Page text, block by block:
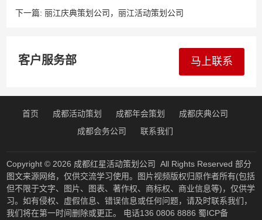
下一篇: 丽江庆典策划公司，丽江活动策划公司
客户服务部 马上联系
首页 成都活动策划 成都年会策划
成都庆典公司
成都会务公司
联系我们
Copyright © 2026 成都红星活动策划公司 All Rights Reserved 部分
图文来源网络，仅供交流学习使用。图片视频版权归原作者所有(包括
但不限于文字、图片、图表、著作权、商标权、商业信息等)，仅供学
习。如有侵权、虚假信息、错误信息或任何问题，请及时联系我们，
我们将在第一时间删除或更正。 电话136 0806 8886 蜀ICP备